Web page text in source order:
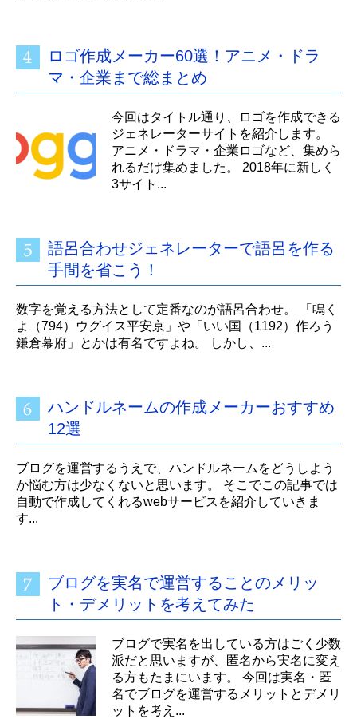
ロゴ作成メーカー60選！アニメ・ドラ
マ・企業まで総まとめ
今回はタイトル通り、ロゴを作成できる
ジェネレーターサイトを紹介します。
アニメ・ドラマ・企業ロゴなど、集めら
れるだけ集めました。 2018年に新しく
3サイト...
語呂合わせジェネレーターで語呂を作る
手間を省こう！
数字を覚える方法として定番なのが語呂合わせ。 「鳴く
よ（794）ウグイス平安京」や「いい国（1192）作ろう
鎌倉幕府」とかは有名ですよね。 しかし、...
ハンドルネームの作成メーカーおすすめ
12選
ブログを運営するうえで、ハンドルネームをどうしよう
か悩む方は少なくないと思います。 そこでこの記事では
自動で作成してくれるwebサービスを紹介していきま
す...
ブログを実名で運営することのメリッ
ト・デメリットを考えてみた
ブログで実名を出している方はごく少数
派だと思いますが、匿名から実名に変え
る方もたまにいます。 今回は実名・匿
名でブログを運営するメリットとデメリ
ットを考え...